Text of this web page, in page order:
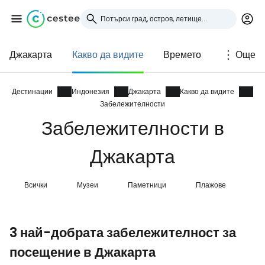
Джакарта Какво да видите Времето Още
Дестинации Индонезия Джакарта
Какво да видите
Забележителности
Забележителности в
Джакарта
Всички Музеи Паметници Плажове
3 най-добрата забележителност за
посещение в Джакарта
Влезте в Cestee
... световната общност на туристите
Продължете с Google
Продължете с Facebook
Продължете с имейл